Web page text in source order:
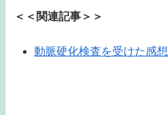
＜＜関連記事＞＞
動脈硬化検査を受けた感想